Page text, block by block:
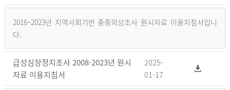
2016~2023년 지역사회기반 중증외상조사 원시자료 이용지침서입니
다.
급성심장정지조사 2008-2023년 원시
자료 이용지침서
2025-
01-17